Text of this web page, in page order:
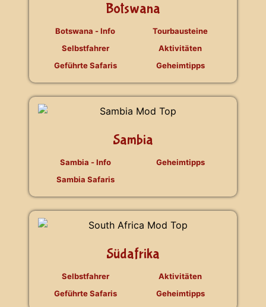
Botswana
Botswana - Info
Selbstfahrer
Geführte Safaris
Tourbausteine
Aktivitäten
Geheimtipps
Sambia
Sambia - Info
Sambia Safaris
Geheimtipps
Südafrika
Selbstfahrer
Geführte Safaris
Aktivitäten
Geheimtipps